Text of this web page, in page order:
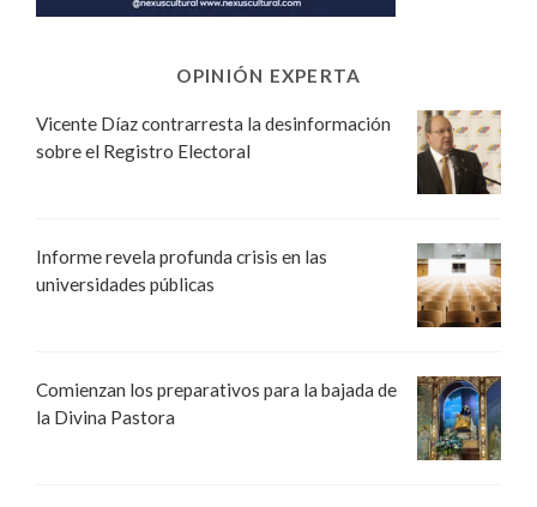
OPINIÓN EXPERTA
Vicente Díaz contrarresta la desinformación
sobre el Registro Electoral
Informe revela profunda crisis en las
universidades públicas
Comienzan los preparativos para la bajada de
la Divina Pastora